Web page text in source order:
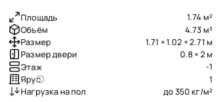
Площадь
1.74 м²
Объём
4.73 м³
Размер
1.71 × 1.02 × 2.71 м
Размер двери
0.8 × 2 м
Этаж
-1
Ярус
1
Нагрузка на пол
до 350 кг/м²